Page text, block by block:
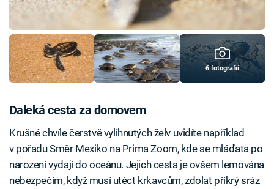
6 fotografií
Daleká cesta za domovem
Krušné chvíle čerstvě vylíhnutých želv uvidíte například
v pořadu Směr Mexiko na Prima Zoom, kde se mláďata po
narození vydají do oceánu. Jejich cesta je ovšem lemována
nebezpečím, když musí utéct krkavcům, zdolat příkrý sráz